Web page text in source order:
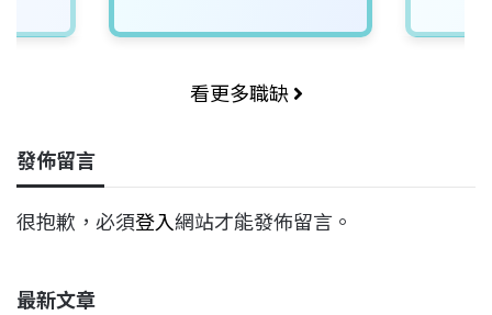
看更多職缺
發佈留言
很抱歉，必須登入網站才能發佈留言。
最新文章